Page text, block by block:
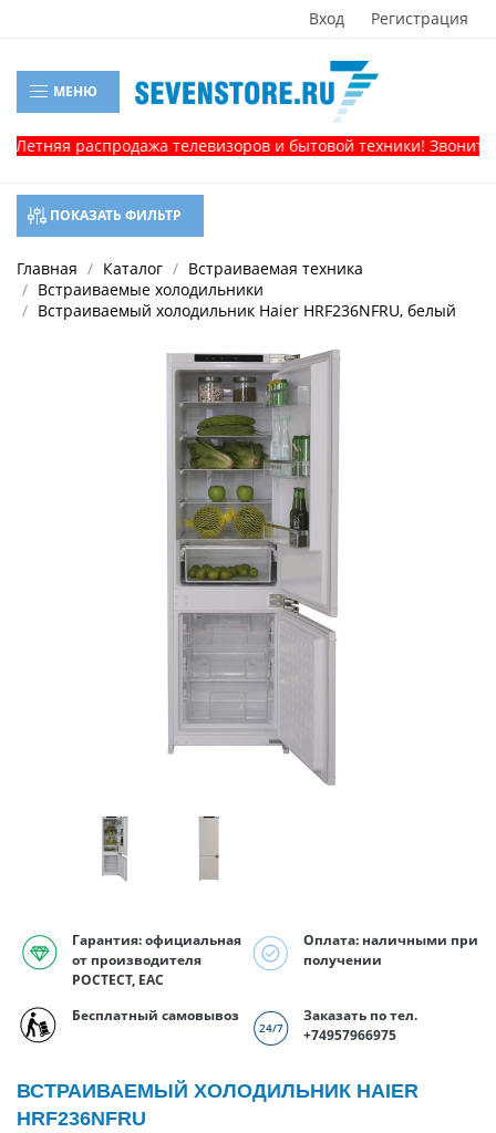
Вход Регистрация
МЕНЮ
распродажа телевизоров и бытовой техники! Звоните, и
ПОКАЗАТЬ ФИЛЬТР
Главная Каталог
Встраиваемая техника
Встраиваемые холодильники
Встраиваемый холодильник Haier HRF236NFRU, белый
Гарантия: официальная
от производителя
РОСТЕСТ, EAC
Оплата: наличными при
получении
Бесплатный самовывоз
Заказать по тел.
+74957966975
ВСТРАИВАЕМЫЙ ХОЛОДИЛЬНИК HAIER
HRF236NFRU